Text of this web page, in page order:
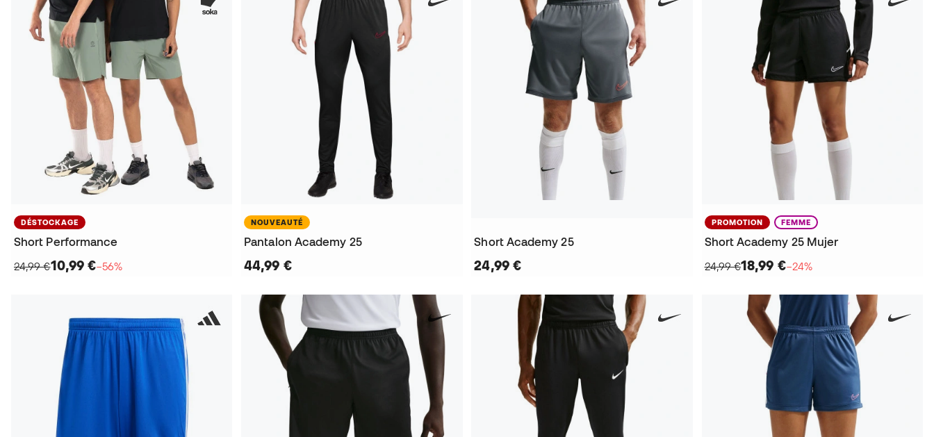
DÉSTOCKAGE
Short Performance
24,99 €10,99 €−56%
NOUVEAUTÉ
Pantalon Academy 25
44,99 €
Short Academy 25
24,99 €
PROMOTION FEMME
Short Academy 25 Mujer
24,99 €18,99 €−24%